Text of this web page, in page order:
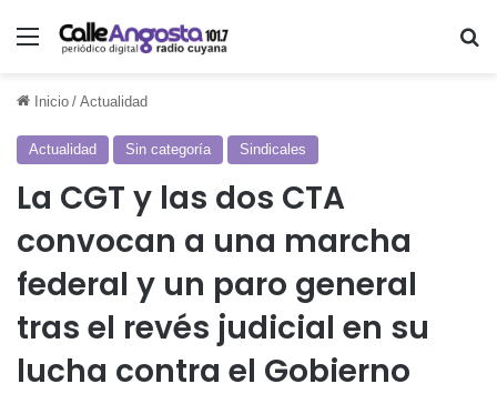
Menú
Inicio / Actualidad
Actualidad Sin categoría Sindicales
La CGT y las dos CTA
convocan a una marcha
federal y un paro general
tras el revés judicial en su
lucha contra el Gobierno